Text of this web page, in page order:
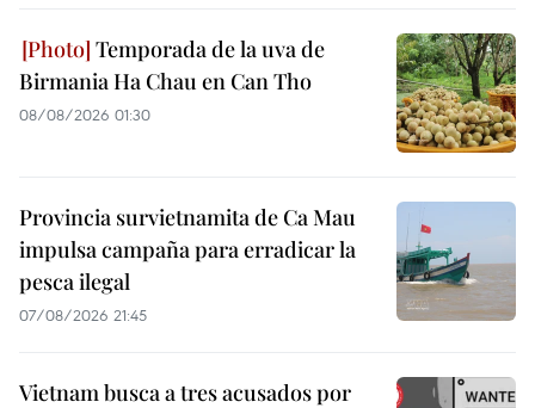
Temporada de la uva de
Birmania Ha Chau en Can Tho
08/08/2026 01:30
Provincia survietnamita de Ca Mau
impulsa campaña para erradicar la
pesca ilegal
07/08/2026 21:45
Vietnam busca a tres acusados por